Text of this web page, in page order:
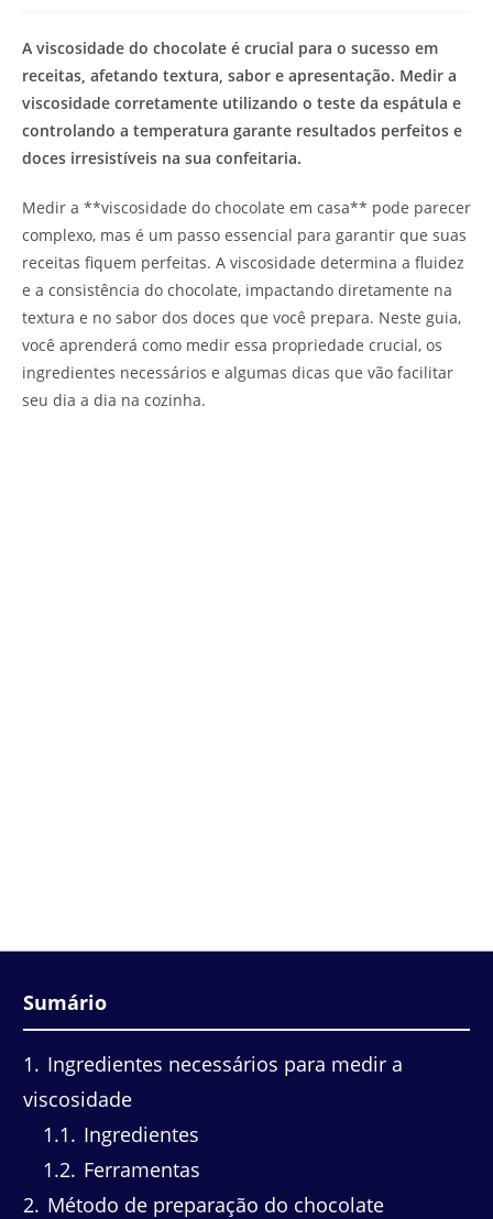
A viscosidade do chocolate é crucial para o sucesso em
receitas, afetando textura, sabor e apresentação. Medir a
viscosidade corretamente utilizando o teste da espátula e
controlando a temperatura garante resultados perfeitos e
doces irresistíveis na sua confeitaria.
Medir a **viscosidade do chocolate em casa** pode parecer
complexo, mas é um passo essencial para garantir que suas
receitas fiquem perfeitas. A viscosidade determina a fluidez
e a consistência do chocolate, impactando diretamente na
textura e no sabor dos doces que você prepara. Neste guia,
você aprenderá como medir essa propriedade crucial, os
ingredientes necessários e algumas dicas que vão facilitar
seu dia a dia na cozinha.
Sumário
1
Ingredientes necessários para medir a
viscosidade
1.1
Ingredientes
1.2 Ferramentas
2 Método de preparação do chocolate